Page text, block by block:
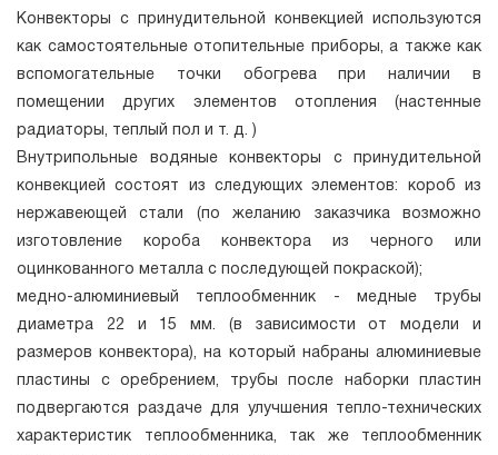
Конвекторы с принудительной конвекцией используются
как самостоятельные отопительные приборы, а также как
вспомогательные точки обогрева при наличии в
помещении других элементов отопления (настенные
радиаторы, теплый пол и т. д. )
Внутрипольные водяные конвекторы с принудительной
конвекцией состоят из следующих элементов: короб из
нержавеющей стали (по желанию заказчика возможно
изготовление короба конвектора из черного или
оцинкованного металла с последующей покраской);
медно-алюминиевый теплообменник - медные трубы
диаметра 22 и 15 мм. (в зависимости от модели и
размеров конвектора), на который набраны алюминиевые
пластины с оребрением, трубы после наборки пластин
подвергаются раздаче для улучшения тепло-технических
характеристик теплообменника, так же теплообменник